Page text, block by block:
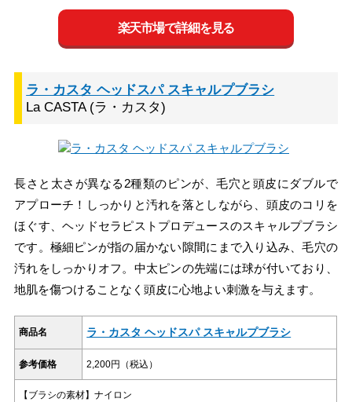
楽天市場で詳細を見る
ラ・カスタ ヘッドスパ スキャルプブラシ
La CASTA (ラ・カスタ)
長さと太さが異なる2種類のピンが、毛穴と頭皮にダブルで
アプローチ！しっかりと汚れを落としながら、頭皮のコリを
ほぐす、ヘッドセラピストプロデュースのスキャルプブラシ
です。極細ピンが指の届かない隙間にまで入り込み、毛穴の
汚れをしっかりオフ。中太ピンの先端には球が付いており、
地肌を傷つけることなく頭皮に心地よい刺激を与えます。
商品名 ラ・カスタ ヘッドスパ スキャルプブラシ
参考価格 2,200円（税込）
【ブラシの素材】ナイロン